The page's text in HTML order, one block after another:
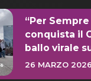
“Per Sempre
conquista il
ballo virale
26 MARZO 2026